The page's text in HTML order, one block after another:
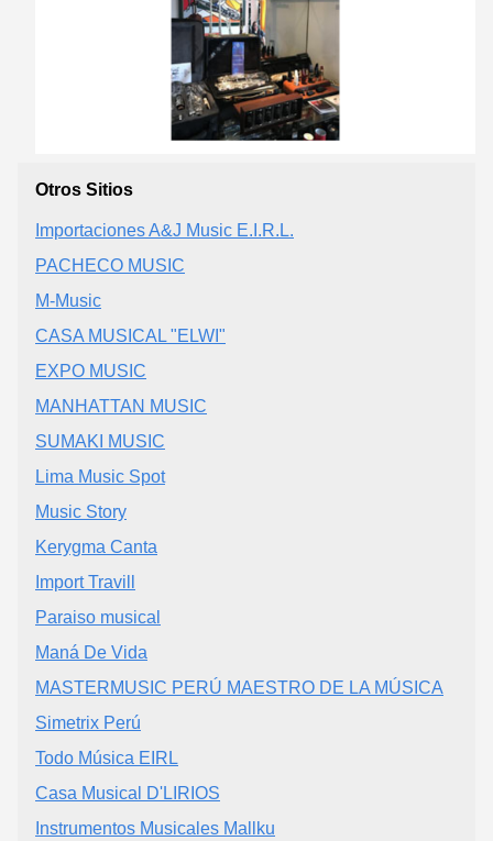
Otros Sitios
Importaciones A&J Music E.I.R.L.
PACHECO MUSIC
M-Music
CASA MUSICAL "ELWI"
EXPO MUSIC
MANHATTAN MUSIC
SUMAKI MUSIC
Lima Music Spot
Music Story
Kerygma Canta
Import Travill
Paraiso musical
Maná De Vida
MASTERMUSIC PERÚ MAESTRO DE LA MÚSICA
Simetrix Perú
Todo Música EIRL
Casa Musical D'LIRIOS
Instrumentos Musicales Mallku